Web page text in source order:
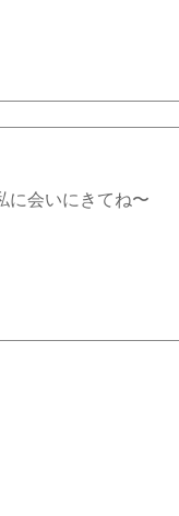
に会いにきてね〜